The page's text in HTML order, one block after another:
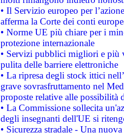
• Il Servizio europeo per
afferma la Corte dei conti
• Norme UE più chiare per i
protezione internazionale
• Servizi pubblici migliori e più
pulita delle barriere elettroniche
• La ripresa degli stock ittici
grave sovrasfruttamento nel
proposte relative alle possibilità
• La Commissione sollecita
degli insegnanti dell'UE si
• Sicurezza stradale - Una